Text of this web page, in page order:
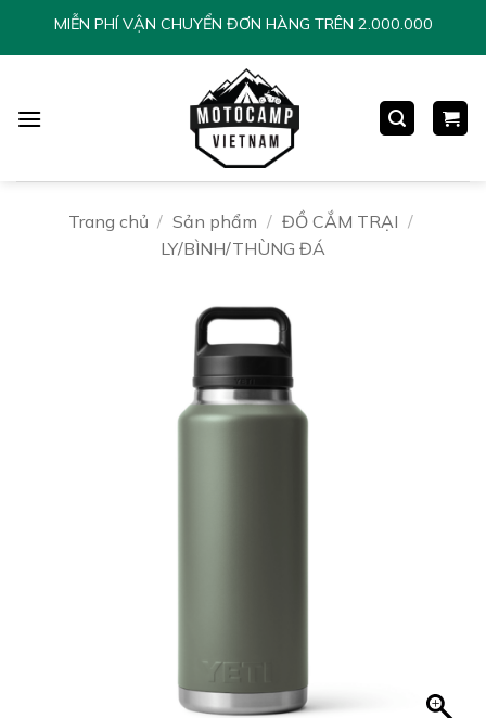
ChuyểnMIỄN PHÍ VẬN CHUYỂN ĐƠN HÀNG TRÊN 2.000.000
Trang chủ / Sản phẩm / ĐỒ CẮM TRẠI /
LY/BÌNH/THÙNG ĐÁ